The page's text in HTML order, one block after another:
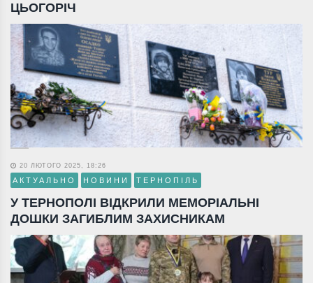
ЦЬОГОРІЧ
20 ЛЮТОГО 2025, 18:26
АКТУАЛЬНО НОВИНИ ТЕРНОПІЛЬ
У ТЕРНОПОЛІ ВІДКРИЛИ МЕМОРІАЛЬНІ
ДОШКИ ЗАГИБЛИМ ЗАХИСНИКАМ